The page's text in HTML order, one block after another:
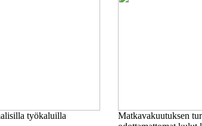
työkaluilla
Matkavakuutuksen